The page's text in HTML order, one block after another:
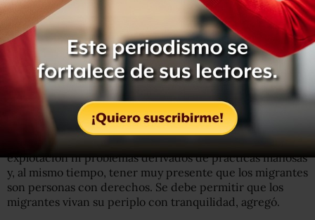
Lee >> Trece indígenas presos en Chiapas suman 26 días
en huelga de hambre
Migraciones
Sobre los éxodos que se viven en Europa y países como
México, Alfred Bosch opinó que las migraciones deben
ser gestionadas para que no se produzcan redes de
explotación ni problemas derivados de prácticas mafiosas
y, al mismo tiempo, tener muy presente que los migrantes
son personas con derechos. Se debe permitir que los
migrantes vivan su periplo con tranquilidad, agregó.